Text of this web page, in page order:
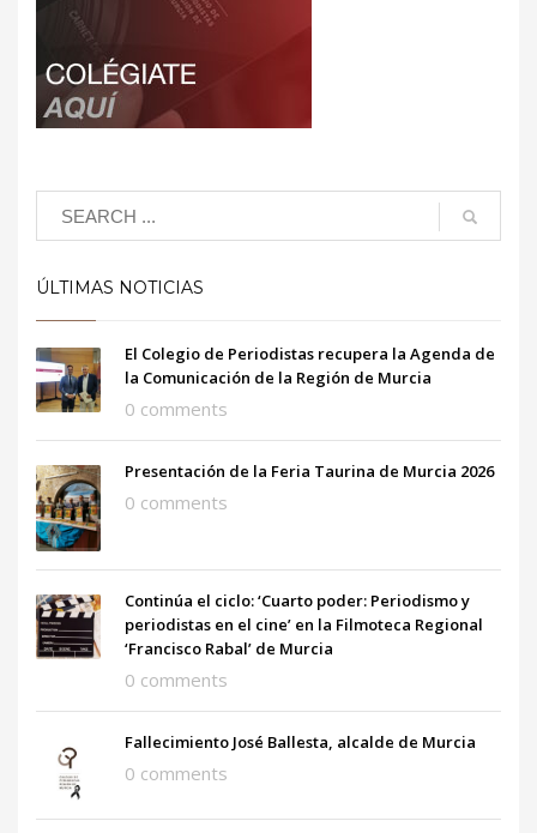
ÚLTIMAS NOTICIAS
El Colegio de Periodistas recupera la Agenda de
la Comunicación de la Región de Murcia
0 comments
Presentación de la Feria Taurina de Murcia 2026
0 comments
Continúa el ciclo: ‘Cuarto poder: Periodismo y
periodistas en el cine’ en la Filmoteca Regional
‘Francisco Rabal’ de Murcia
0 comments
Fallecimiento José Ballesta, alcalde de Murcia
0 comments